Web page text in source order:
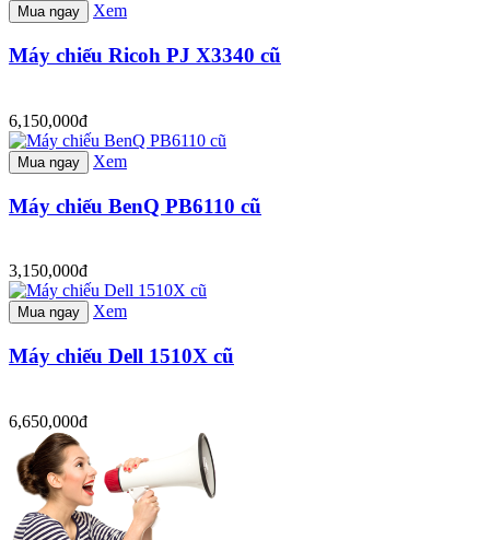
Mua ngay Xem
Máy chiếu Ricoh PJ X3340 cũ
6,150,000đ
Mua ngay Xem
Máy chiếu BenQ PB6110 cũ
3,150,000đ
Mua ngay Xem
Máy chiếu Dell 1510X cũ
6,650,000đ